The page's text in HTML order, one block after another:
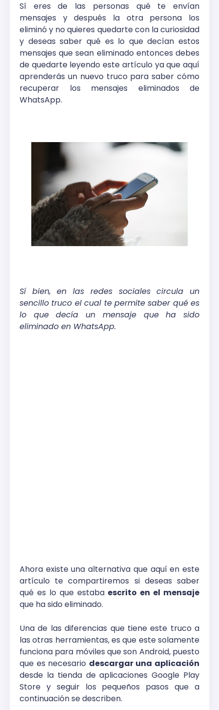
Sí eres de las personas qué te envían
mensajes y después la otra persona los
eliminó y no quieres quedarte con la curiosidad
y deseas saber qué es lo que decían estos
mensajes que sean eliminado entonces debes
de quedarte leyendo este artículo ya que aquí
aprenderás un nuevo truco para saber cómo
recuperar los mensajes eliminados de
WhatsApp.
Sí bien, en las redes sociales circula un
sencillo truco el cual te permite saber qué es
lo que decía un mensaje que ha sido
eliminado en WhatsApp.
Ahora existe una alternativa que aquí en este
artículo te compartiremos si deseas saber
qué es lo que estaba escrito en el mensaje
que ha sido eliminado.
Una de las diferencias que tiene este truco a
las otras herramientas, es que este solamente
funciona para móviles que son Android, puesto
que es necesario descargar una aplicación
desde la tienda de aplicaciones Google Play
Store y seguir los pequeños pasos que a
continuación se describen.